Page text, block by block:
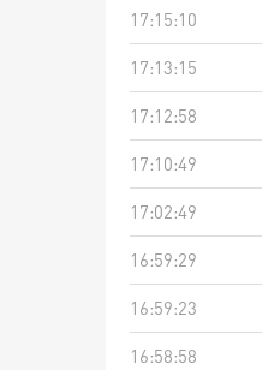
17:15:10
17:13:15
17:12:58
17:10:49
17:02:49
16:59:29
16:59:23
16:58:58